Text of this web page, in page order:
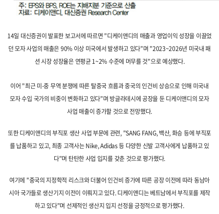
14일 대신증권이 발표한 보고서에 따르면 "디케이앤디의 매출과 영업이익 성장을 이끌었
던 모자 사업의 매출은 90% 이상 미국에서 발생하고 있다"며 "2023~2026년 미국내 패
션 시장 성장율은 연평균 1~2% 수준에 머무를 것"으로 예상했다.
이어 "최근 미-중 무역 분쟁에 따른 탈중국 흐름과 중국의 인건비 상승으로 인해 미국내
모자 수입 국가의 비중이 변화하고 있다"며 방글라데시에 공장을 둔 디케이앤디의 모자
사업 매출이 증가할 것으로 전망했다.
또한 디케이앤디의 부직포 생산 사업 부문에 관련, "SANG FANG, 백산, 화승 등에 부직포
를 납품하고 있고, 최종 고객사는 Nike, Adidas 등 다양한 신발 고객사에게 납품하고 있
다"며 탄탄한 사업 입지를 갖춘 것으로 평가했다.
여기에 "중국의 지정학적 리스크와 더불어 인건비 증가에 따른 공장 이전에 따라 동남아
시아 국가들로 생산기지 이전이 이뤄지고 있다. 디케이앤디는 베트남에서 부직포를 제작
하고 있다"며 선제적인 생산지 입지 선정을 긍정적으로 평가했다.